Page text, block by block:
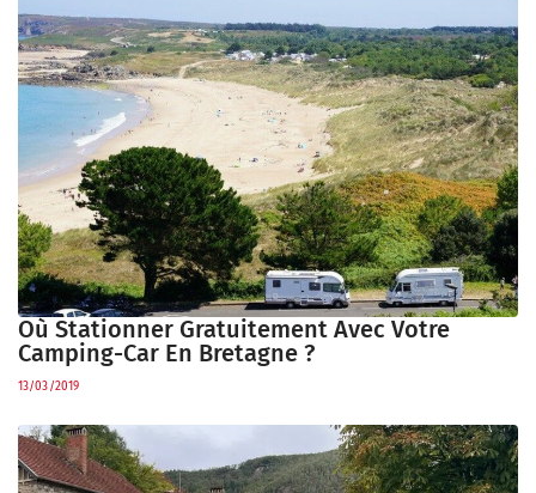
Où Stationner Gratuitement Avec Votre
Camping-Car En Bretagne ?
13/03/2019